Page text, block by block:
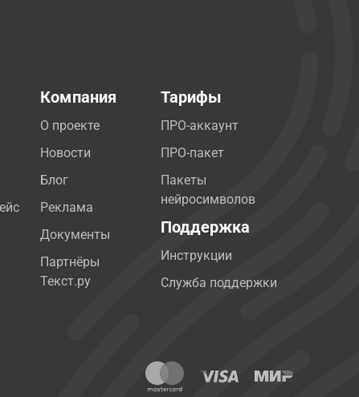
Компания
О проекте
Новости
Блог
Реклама
Документы
Партнёры
Текст.ру
Тарифы
ПРО-аккаунт
ПРО-пакет
Пакеты
нейросимволов
Поддержка
Инструкции
Служба поддержки